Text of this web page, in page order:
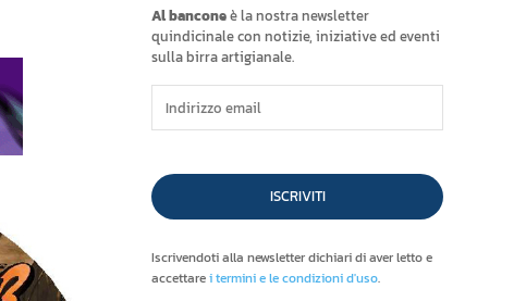
Al banconeè la nostra newsletter
quindicinale con notizie, iniziative ed eventi
sulla birra artigianale.
ISCRIVITI
Iscrivendoti alla newsletter dichiari di aver letto e
accettarei termini e le condizioni d'uso.